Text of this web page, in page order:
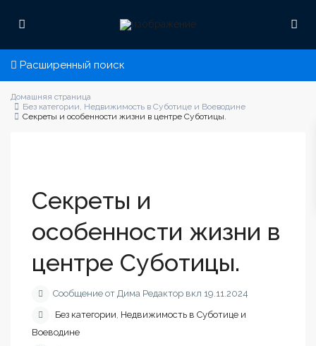
Расширенный поиск
Домашняя страница
Без категории, Недвижимость в Суботице и Воеводине
Секреты и особенности жизни в центре Суботицы.
Секреты и
особенности жизни в
центре Суботицы.
Сообщение от Дима Редактор вкл 19.11.2024
Без категории, Недвижимость в Суботице и
Воеводине